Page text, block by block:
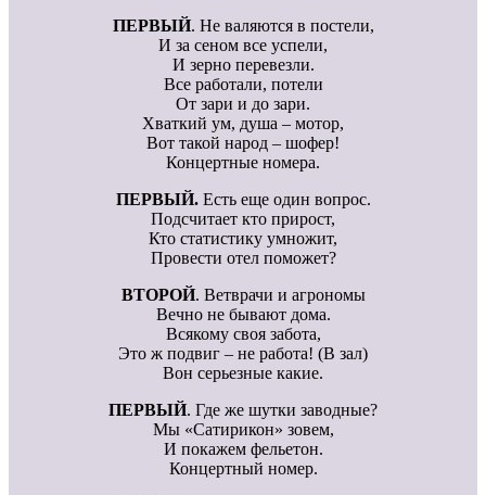
ПЕРВЫЙ. Не валяются в постели,
И за сеном все успели,
И зерно перевезли.
Все работали, потели
От зари и до зари.
Хваткий ум, душа – мотор,
Вот такой народ – шофер!
Концертные номера.
ПЕРВЫЙ.Есть еще один вопрос.
Подсчитает кто прирост,
Кто статистику умножит,
Провести отел поможет?
ВТОРОЙ. Ветврачи и агрономы
Вечно не бывают дома.
Всякому своя забота,
Это ж подвиг – не работа! (В зал)
Вон серьезные какие.
ПЕРВЫЙ. Где же шутки заводные?
Мы «Сатирикон» зовем,
И покажем фельетон.
Концертный номер.